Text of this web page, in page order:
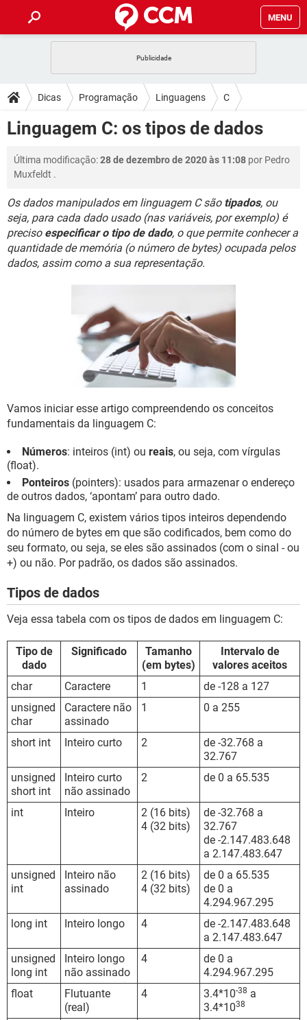
MENU
CELULAR FACEBOOK
OUTLOOK EXCEL
GUIA DE COMPRAS
DICAS
JOGOS
CELULAR FACEBOOK
OUTLOOK EXCEL
GUIA DE COMPRAS
DOWNLOADS
CELULAR
INSTAGRAM GMAIL
GUIA DE COMPRAS
FÓRUM
CELULAR FACEBOOK
OUTLOOK EXCEL
INSTAGRAM GMAIL
JOGOS WHATSAPP
CELULAR FACEBOOK
OUTLOOK EXCEL
Dicas Programação Linguagens C
Linguagem C: os tipos de dados
Última modificação:28 de dezembro de 2020 às 11:08 por Pedro
Muxfeldt .
Os dados manipulados em linguagem C são tipados, ou
seja, para cada dado usado (nas variáveis, por exemplo) é
preciso especificar o tipo de dado, o que permite conhecer a
quantidade de memória (o número de bytes) ocupada pelos
dados, assim como a sua representação.
Vamos iniciar esse artigo compreendendo os conceitos
fundamentais da linguagem C:
Números: inteiros (int) ou reais, ou seja, com vírgulas
(float).
Ponteiros (pointers): usados para armazenar o endereço
de outros dados, ‘apontam’ para outro dado.
Na linguagem C, existem vários tipos inteiros dependendo
do número de bytes em que são codificados, bem como do
seu formato, ou seja, se eles são assinados (com o sinal - ou
+) ou não. Por padrão, os dados são assinados.
Tipos de dados
Veja essa tabela com os tipos de dados em linguagem C:
Tipo de
dado
Significado
Tamanho
(em bytes)
Intervalo de
valores aceitos
char
Caractere 1
de -128 a 127
unsigned
char
Caractere não
assinado
1 0 a 255
short int Inteiro curto 2
de -32.768 a
32.767
unsigned
short int
Inteiro curto
não assinado
2 de 0 a 65.535
int Inteiro
2 (16 bits)
4 (32 bits)
de -32.768 a
32.767
de -2.147.483.648
a 2.147.483.647
unsigned
int
Inteiro não
assinado
2 (16 bits)
4 (32 bits)
de 0 a 65.535
de 0 a
4.294.967.295
long int
Inteiro longo 4
de -2.147.483.648
a 2.147.483.647
unsigned
long int
Inteiro longo
não assinado
4
de 0 a
4.294.967.295
float
Flutuante
(real)
4 3.4*10-38 a
3.4*1038